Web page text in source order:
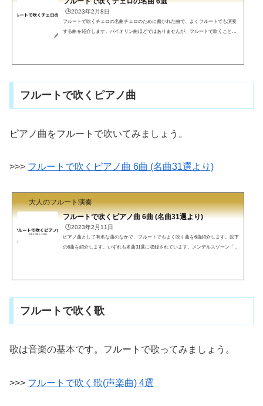
🕒️2023年2月8日
フルートで吹くチェロの名曲チェロのために書かれた曲で、よくフルートでも演奏
する曲を紹介します。バイオリン曲ほどではありませんが、フルートで吹くことが
す。フォーレ「シチリアーノ」フォーレのシチリアーノ、フル...
フルートで吹くピアノ曲
ピアノ曲をフルートで吹いてみましょう。
>>> フルートで吹くピアノ曲 6曲 (名曲31選より)
大人のフルート演奏
フルートで吹くピアノ曲 6曲 (名曲31選より)
🕒️2023年2月11日
ピアノ曲として有名な曲のなかで、フルートでもよく吹く曲を6曲紹介します。以下
の6曲を紹介します。いずれも名曲31選に収録されています。メンデルスゾーン「春
「春の歌」春の歌は「無言歌集」というピアノ曲集に収められ...
フルートで吹く歌
歌は音楽の基本です。フルートで歌ってみましょう。
>>> フルートで吹く歌(声楽曲) 4選